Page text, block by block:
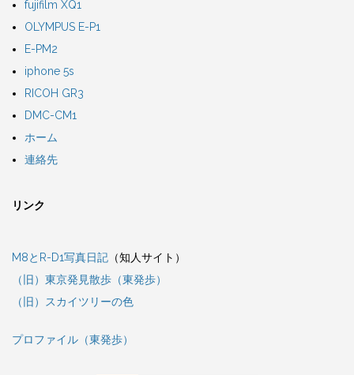
fujifilm XQ1
OLYMPUS E-P1
E-PM2
iphone 5s
RICOH GR3
DMC-CM1
ホーム
連絡先
リンク
M8とR-D1写真日記 （知人サイト）
（旧）東京発見散歩（東発歩）
（旧）スカイツリーの色
プロファイル（東発歩）